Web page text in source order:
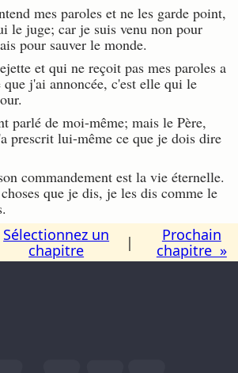
mes paroles et ne les garde point,
le juge; car je suis venu non pour
pour sauver le monde.
et qui ne reçoit pas mes paroles a
j'ai annoncée, c'est elle qui le
parlé de moi-même; mais le Père,
prescrit lui-même ce que je dois dire
commandement est la vie éternelle.
que je dis, je les dis comme le
Sélectionnez un
chapitre
|
Prochain
chapitre »